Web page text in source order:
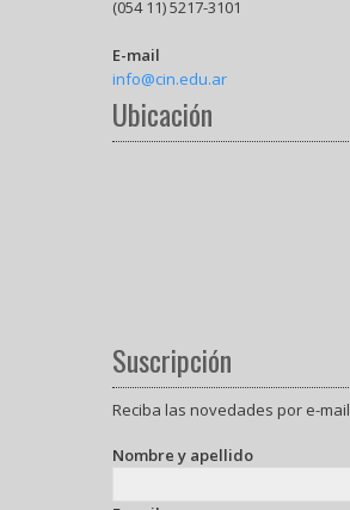
(054 11) 5217-3101
E-mail
info@cin.edu.ar
Ubicación
Suscripción
Reciba las novedades por e-mail
Nombre y apellido